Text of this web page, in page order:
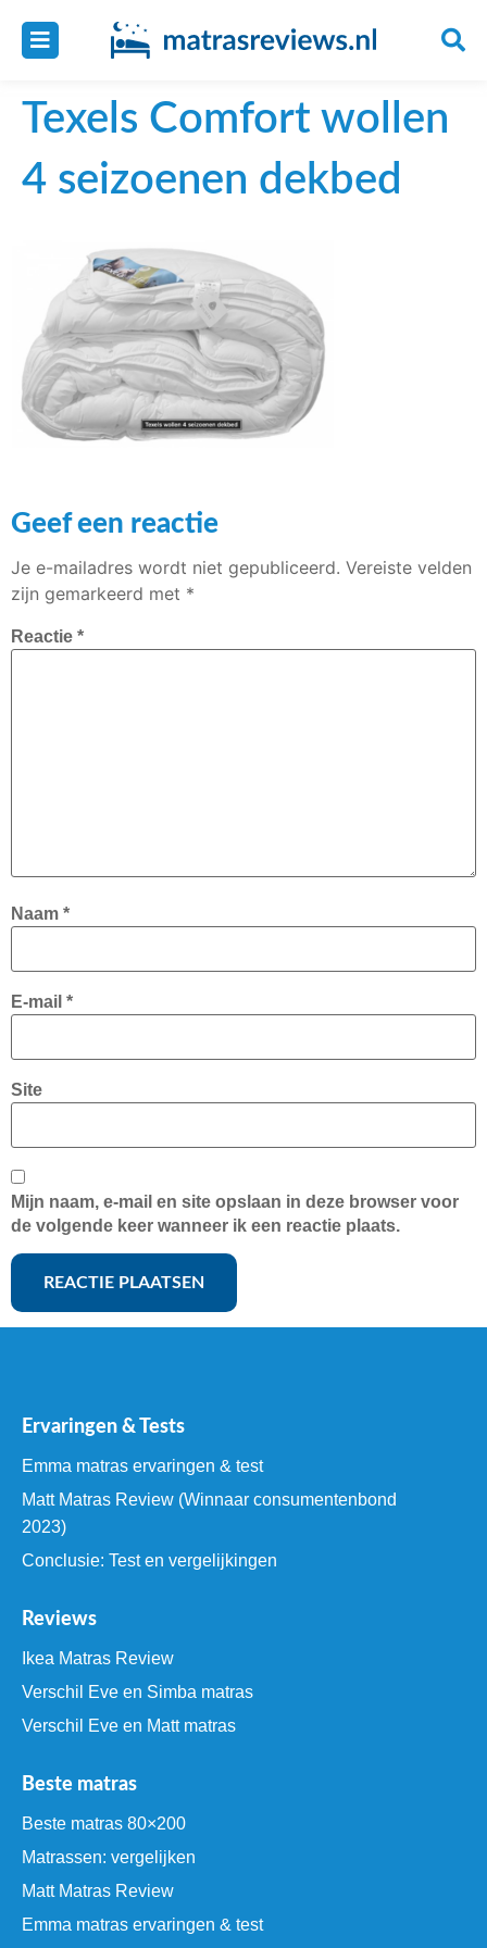
Texels Comfort wollen
4 seizoenen dekbed
Geef een reactie
Je e-mailadres wordt niet gepubliceerd. Vereiste velden
zijn gemarkeerd met *
Reactie *
Naam *
E-mail *
Site
Mijn naam, e-mail en site opslaan in deze browser voor
de volgende keer wanneer ik een reactie plaats.
Ervaringen & Tests
Emma matras ervaringen & test
Matt Matras Review (Winnaar consumentenbond
2023)
Conclusie: Test en vergelijkingen
Reviews
Ikea Matras Review
Verschil Eve en Simba matras
Verschil Eve en Matt matras
Beste matras
Beste matras 80×200
Matrassen: vergelijken
Matt Matras Review
Emma matras ervaringen & test